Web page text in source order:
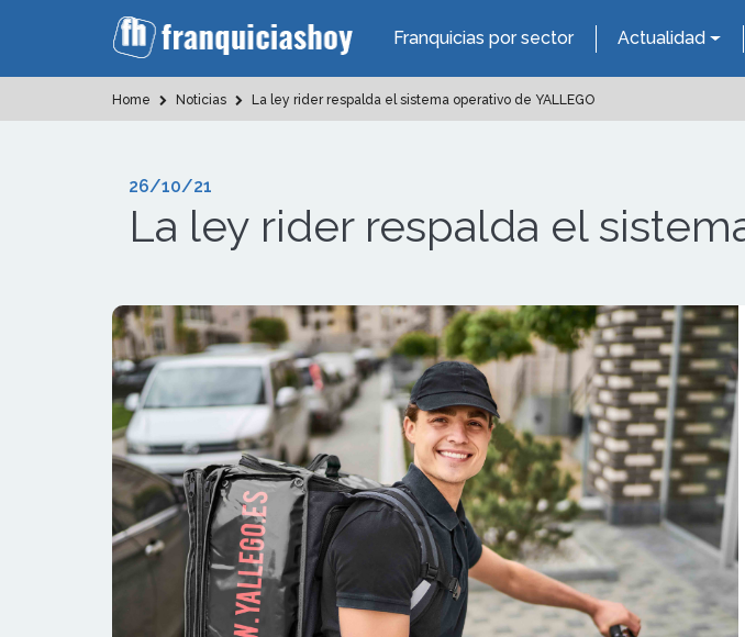
Franquicias por sector Actualidad
Home Noticias La ley rider respalda el sistema operativo de YALLEGO
26/10/21
La ley rider respalda el